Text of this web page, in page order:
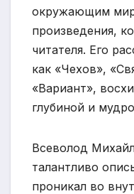
окружающим
произведения,
читателя. Его
как «Чехов»,
«Вариант»,
глубиной и
Всеволод
талантливо
проникал во